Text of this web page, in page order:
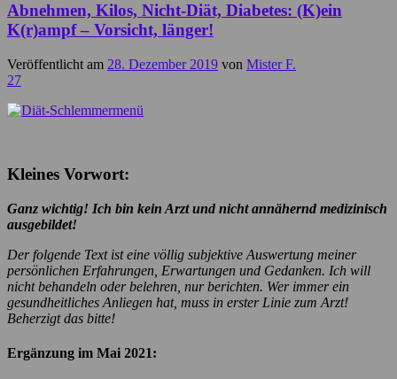
Abnehmen, Kilos, Nicht-Diät, Diabetes: (K)ein
K(r)ampf – Vorsicht, länger!
Veröffentlicht am 28. Dezember 2019 von Mister F.
27
Kleines Vorwort:
Ganz wichtig! Ich bin kein Arzt und nicht annähernd medizinisch
ausgebildet!
Der folgende Text ist eine völlig subjektive Auswertung meiner
persönlichen Erfahrungen, Erwartungen und Gedanken. Ich will
nicht behandeln oder belehren, nur berichten. Wer immer ein
gesundheitliches Anliegen hat, muss in erster Linie zum Arzt!
Beherzigt das bitte!
Ergänzung im Mai 2021: